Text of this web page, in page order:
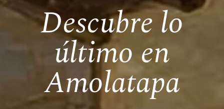
Descubre lo
último en
Amolatapa